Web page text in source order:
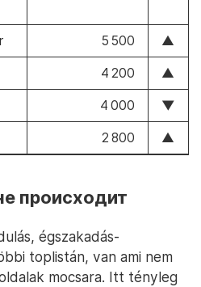
5 500 ▲
4 200 ▲
4 000 ▼
2 800 ▲
происходит
égszakadás-
toplistán, van ami nem
mocsara. Itt tényleg